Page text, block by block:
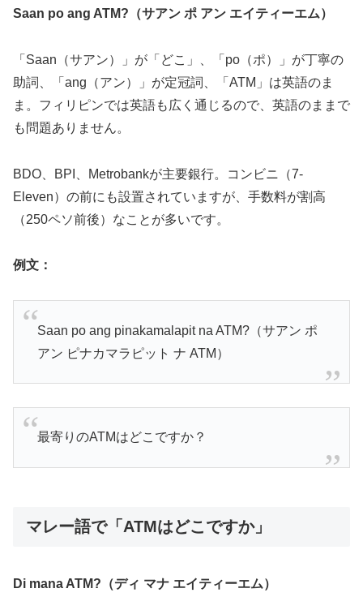
Saan po ang ATM?（サアン ポ アン エイティーエム）
「Saan（サアン）」が「どこ」、「po（ポ）」が丁寧の
助詞、「ang（アン）」が定冠詞、「ATM」は英語のま
ま。フィリピンでは英語も広く通じるので、英語のままで
も問題ありません。
BDO、BPI、Metrobankが主要銀行。コンビニ（7-
Eleven）の前にも設置されていますが、手数料が割高
（250ペソ前後）なことが多いです。
例文：
Saan po ang pinakamalapit na ATM?（サアン ポ
アン ピナカマラピット ナ ATM）
最寄りのATMはどこですか？
マレー語で「ATMはどこですか」
Di mana ATM?（ディ マナ エイティーエム）